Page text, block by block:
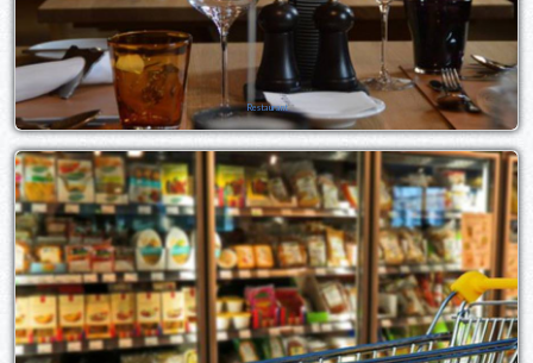
Restaurant